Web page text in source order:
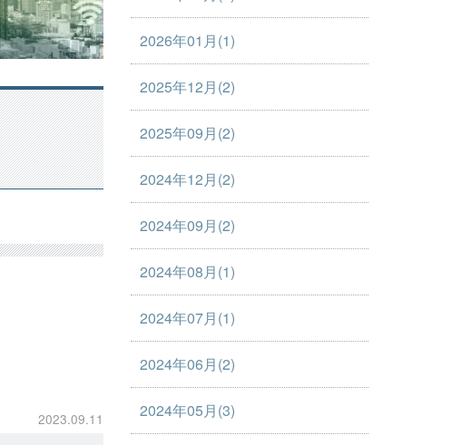
2023.09.11
2026年01月(1)
2025年12月(2)
2025年09月(2)
2024年12月(2)
2024年09月(2)
2024年08月(1)
2024年07月(1)
2024年06月(2)
2024年05月(3)